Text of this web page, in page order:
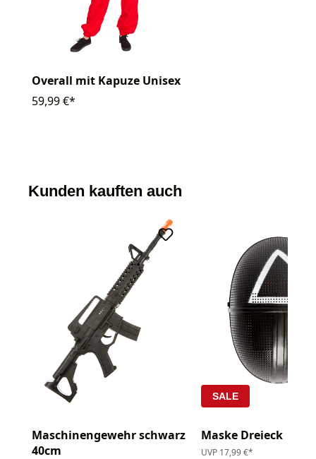
Overall mit Kapuze Unisex
59,99 €*
Kunden kauften auch
Maschinengewehr schwarz
40cm
SALE
Maske Dreieck
UVP 17,99 €*